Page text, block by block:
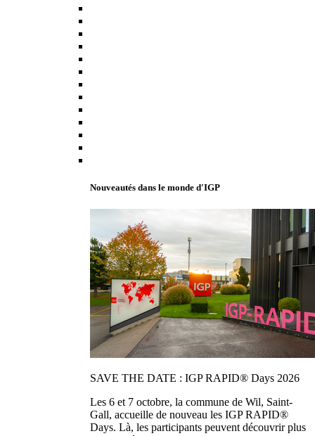
Nouveautés dans le monde d'IGP
SAVE THE DATE : IGP RAPID® Days 2026
Les 6 et 7 octobre, la commune de Wil, Saint-
Gall, accueille de nouveau les IGP RAPID®
Days. Là, les participants peuvent découvrir plus